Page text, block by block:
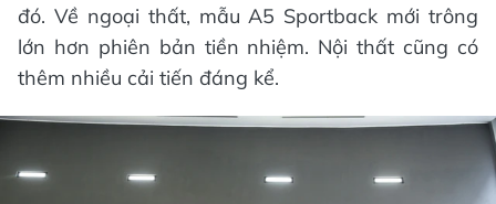
đó. Về ngoại thất, mẫu A5 Sportback mới trông
lớn hơn phiên bản tiền nhiệm. Nội thất cũng có
thêm nhiều cải tiến đáng kể.